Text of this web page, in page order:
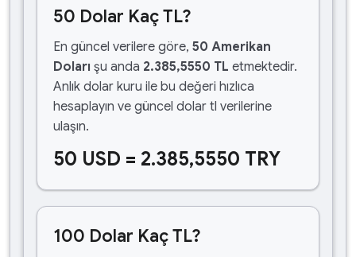
50 Dolar Kaç TL?
En güncel verilere göre, 50 Amerikan
Doları şu anda 2.385,5550 TL etmektedir.
Anlık dolar kuru ile bu değeri hızlıca
hesaplayın ve güncel dolar tl verilerine
ulaşın.
50 USD = 2.385,5550 TRY
100 Dolar Kaç TL?